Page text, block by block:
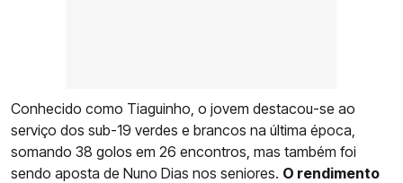
Conhecido como Tiaguinho, o jovem destacou-se ao
serviço dos sub-19 verdes e brancos na última época,
somando 38 golos em 26 encontros, mas também foi
sendo aposta de Nuno Dias nos seniores. O rendimento